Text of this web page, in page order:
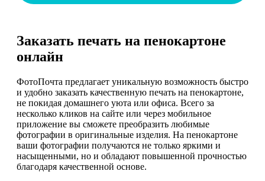
Заказать печать на пенокартоне
онлайн
ФотоПочта предлагает уникальную возможность быстро
и удобно заказать качественную печать на пенокартоне,
не покидая домашнего уюта или офиса. Всего за
несколько кликов на сайте или через мобильное
приложение вы сможете преобразить любимые
фотографии в оригинальные изделия. На пенокартоне
ваши фотографии получаются не только яркими и
насыщенными, но и обладают повышенной прочностью
благодаря качественной основе.